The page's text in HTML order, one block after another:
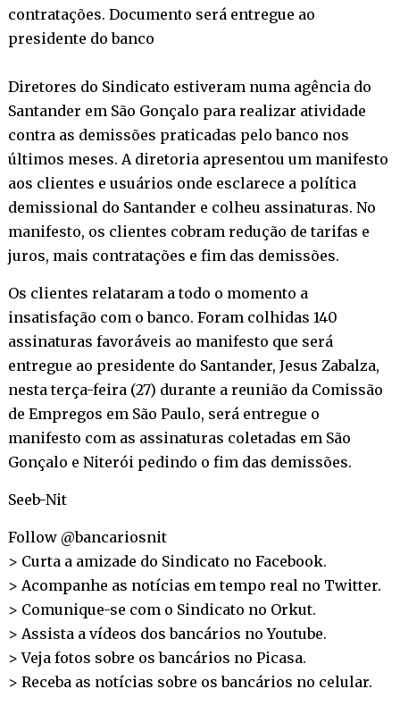
contratações. Documento será entregue ao
presidente do banco
Diretores do Sindicato estiveram numa agência do
Santander em São Gonçalo para realizar atividade
contra as demissões praticadas pelo banco nos
últimos meses. A diretoria apresentou um manifesto
aos clientes e usuários onde esclarece a política
demissional do Santander e colheu assinaturas. No
manifesto, os clientes cobram redução de tarifas e
juros, mais contratações e fim das demissões.
Os clientes relataram a todo o momento a
insatisfação com o banco. Foram colhidas 140
assinaturas favoráveis ao manifesto que será
entregue ao presidente do Santander, Jesus Zabalza,
nesta terça-feira (27) durante a reunião da Comissão
de Empregos em São Paulo, será entregue o
manifesto com as assinaturas coletadas em São
Gonçalo e Niterói pedindo o fim das demissões.
Seeb-Nit
Follow @bancariosnit
> Curta a amizade do Sindicato no Facebook.
> Acompanhe as notícias em tempo real no Twitter.
> Comunique-se com o Sindicato no Orkut.
> Assista a vídeos dos bancários noYoutube.
> Veja fotos sobre os bancários no Picasa.
> Receba as notícias sobre os bancários no celular.